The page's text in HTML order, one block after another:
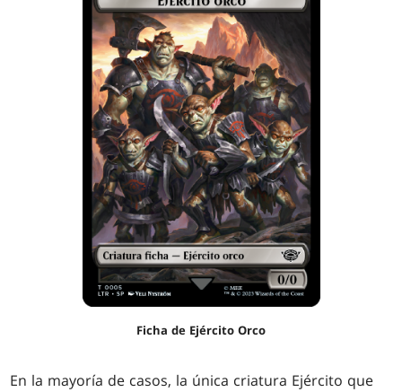
Ficha de Ejército Orco
En la mayoría de casos, la única criatura Ejército que